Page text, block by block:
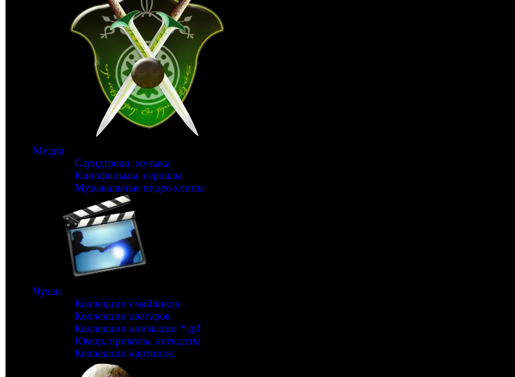
Медиа
Саундтреки, музыка
Кинофильмы, сериалы
Музыкальные видео клипы
Чулан
Коллекции смайликов
Коллекции аватарок
Коллекции анимации *.gif
Юмор, приколы, анекдоты
Коллекции картинок